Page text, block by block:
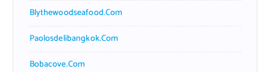
Blythewoodseafood.com
Paolosdelibangkok.com
Bobacove.com